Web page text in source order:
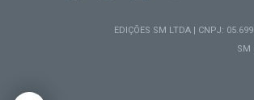
EDIÇÕES SM LTDA | CNPJ:
SM